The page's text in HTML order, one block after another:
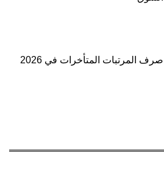
صرف المرتبات المتأخرات في 2026